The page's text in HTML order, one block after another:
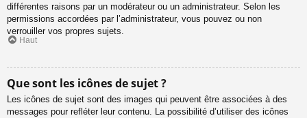
différentes raisons par un modérateur ou un administrateur. Selon les
permissions accordées par l’administrateur, vous pouvez ou non
verrouiller vos propres sujets.
Haut
Que sont les icônes de sujet ?
Les icônes de sujet sont des images qui peuvent être associées à des
messages pour refléter leur contenu. La possibilité d’utiliser des icônes